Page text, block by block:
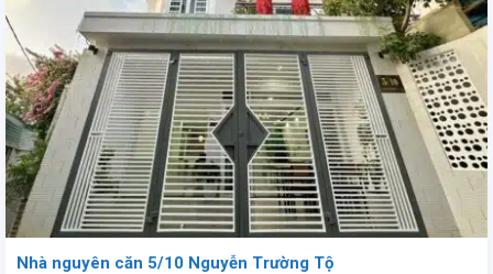
Nhà nguyên căn 5/10 Nguyễn Trường Tộ